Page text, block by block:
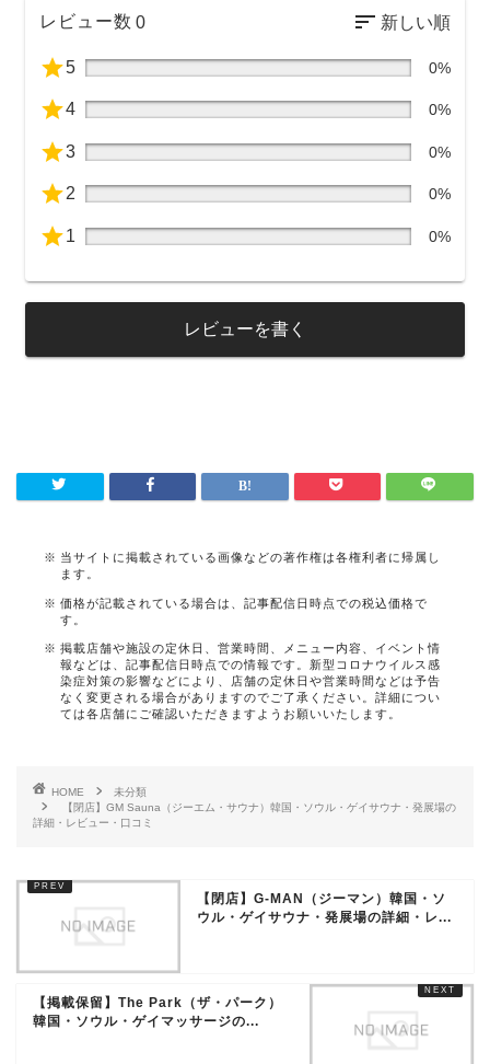
レビュー数 0
5 0%
4 0%
3 0%
2 0%
1 0%
レビューを書く
当サイトに掲載されている画像などの著作権は各権利者に帰属し
ます。
価格が記載されている場合は、記事配信日時点での税込価格で
す。
掲載店舗や施設の定休日、営業時間、メニュー内容、イベント情
報などは、記事配信日時点での情報です。新型コロナウイルス感
染症対策の影響などにより、店舗の定休日や営業時間などは予告
なく変更される場合がありますのでご了承ください。詳細につい
ては各店舗にご確認いただきますようお願いいたします。
HOME
未分類
【閉店】GM Sauna（ジーエム・サウナ）韓国・ソウル・ゲイサウナ・発展場の
詳細・レビュー・口コミ
【閉店】G-MAN（ジーマン）韓国・ソ
ウル・ゲイサウナ・発展場の詳細・レ...
【掲載保留】The Park（ザ・パーク）
韓国・ソウル・ゲイマッサージの...